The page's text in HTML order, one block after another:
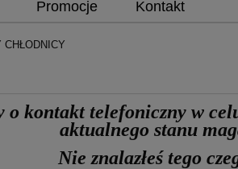
Promocje Kontakt
CHŁODNICY
o kontakt telefoniczny w
aktualnego stanu
Nie znalazłeś tego